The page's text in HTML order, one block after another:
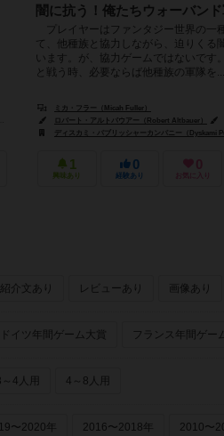
闇に抗う！俺たちウォーバンド
プレイヤーはファンタジー世界の一
て、他種族と協力しながら、迫りくる
います。が、協力ゲームではないで
と戦う時、必要ならば他種族の軍隊を...
ミカ・フラー（Micah Fuller）
ロバート・アルトバウアー（Robert Altbauer）
ディスカミ・パブリッシャーカンパニー（Dyskami
1
興味あり
0
経験あり
0
お気に入り
紹介文あり レビューあり 画像あり
ドイツ年間ゲーム大賞 フランス年間ゲー
4人用 4～8人用
〜2020年 2016〜2018年 2010〜